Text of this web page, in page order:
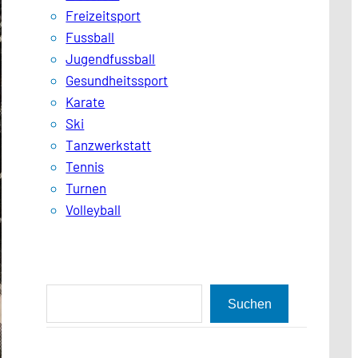
Freizeitsport
Fussball
Jugendfussball
Gesundheitssport
Karate
Ski
Tanzwerkstatt
Tennis
Turnen
Volleyball
u
Suchen